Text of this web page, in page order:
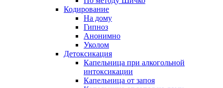
Кодирование
На дому
Гипноз
Анонимно
Уколом
Детоксикация
Капельница при алкогольной
интоксикации
Капельница от запоя